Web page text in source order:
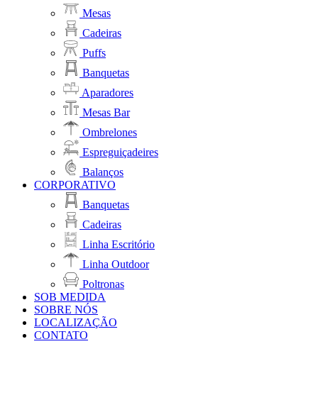
Mesas
Cadeiras
Puffs
Banquetas
Aparadores
Mesas Bar
Ombrelones
Espreguiçadeires
Balanços
CORPORATIVO
Banquetas
Cadeiras
Linha Escritório
Linha Outdoor
Poltronas
SOB MEDIDA
SOBRE NÓS
LOCALIZAÇÃO
CONTATO